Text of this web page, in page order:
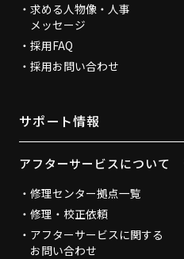
求める人物像・人事
メッセージ
採用FAQ
採用お問い合わせ
サポート情報
アフターサービスについて
修理センター拠点一覧
修理・校正依頼
アフターサービスに関する
お問い合わせ